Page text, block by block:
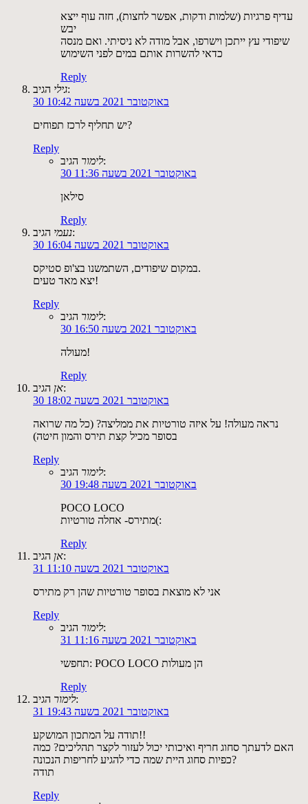
עדיף פרגיות (שלמות ודקות, אפשר לחצות), חזה עוף ייצא
יבש
שיפודי עץ ייתכן וישרפו, אבל מודה לא ניסיתי. ואם מנסה
כדאי להשרות אותם במים לפני השימוש
Reply
גיליהגיב:
30 באוקטובר 2021 בשעה 10:42
יש תחליף לרכז תפוחים?
Reply
לימורהגיב:
30 באוקטובר 2021 בשעה 11:36
סילאן
Reply
נעמיהגיב:
30 באוקטובר 2021 בשעה 16:04
במקום שיפודים, השתמשנו בצ'ופ סטיקס.
יצא מאד טעים!
Reply
לימורהגיב:
30 באוקטובר 2021 בשעה 16:50
מעולה!
Reply
אןהגיב:
30 באוקטובר 2021 בשעה 18:02
נראה מעולה! על איזה טורטיות את ממליצה? (כל מה שרואה
בסופר מכיל קצת תירס והמון חיטה)
Reply
לימורהגיב:
30 באוקטובר 2021 בשעה 19:48
POCO LOCO
מתירס- אחלה טורטיות(:
Reply
אןהגיב:
31 באוקטובר 2021 בשעה 11:10
אני לא מוצאת בסופר טורטיות שהן רק מתירס
Reply
לימורהגיב:
31 באוקטובר 2021 בשעה 11:16
תחפשי: POCO LOCO הן מעולות
Reply
לימורהגיב:
31 באוקטובר 2021 בשעה 19:43
תודה על המתכון המושקע!!
האם לדעתך סחוג חריף ואיכותי יכול לעזור לקצר תהליכים? כמה
כפיות סחוג היית שמה כדי להגיע לחריפות הנכונה?
תודה
Reply